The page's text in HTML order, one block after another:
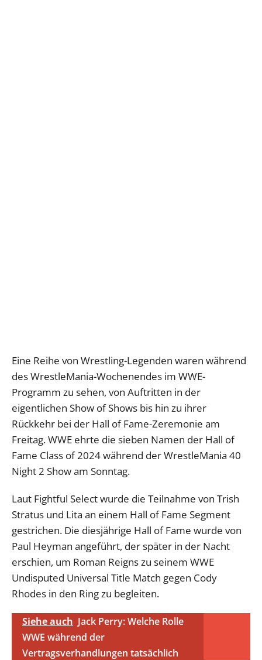
Eine Reihe von Wrestling-Legenden waren während
des WrestleMania-Wochenendes im WWE-
Programm zu sehen, von Auftritten in der
eigentlichen Show of Shows bis hin zu ihrer
Rückkehr bei der Hall of Fame-Zeremonie am
Freitag. WWE ehrte die sieben Namen der Hall of
Fame Class of 2024 während der WrestleMania 40
Night 2 Show am Sonntag.
Laut Fightful Select wurde die Teilnahme von Trish
Stratus und Lita an einem Hall of Fame Segment
gestrichen. Die diesjährige Hall of Fame wurde von
Paul Heyman angeführt, der später in der Nacht
erschien, um Roman Reigns zu seinem WWE
Undisputed Universal Title Match gegen Cody
Rhodes in den Ring zu begleiten.
Siehe auch Jack Perry: Welche Rolle
WWE während der
Vertragsverhandlungen tatsächlich